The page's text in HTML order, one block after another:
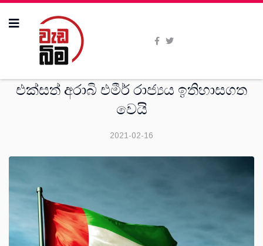
එක්සත් අරාබි එමීර් රාජ්‍යය ඉතිහාසගත
වෙයි
2021-02-16